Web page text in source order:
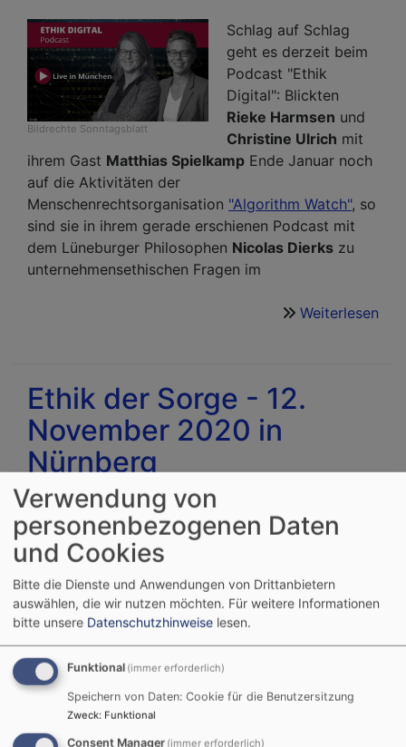
Bildrechte Sonntagsblatt
Schlag auf Schlag
geht es derzeit beim
Podcast "Ethik
Digital": Blickten
Rieke Harmsen und
Christine Ulrich mit
ihrem Gast Matthias Spielkamp Ende Januar noch
auf die Aktivitäten der
Menschenrechtsorganisation "Algorithm Watch", so
sind sie in ihrem gerade erschienen Podcast mit
dem Lüneburger Philosophen Nicolas Dierks zu
unternehmensethischen Fragen im
Weiterlesen
Ethik der Sorge - 12.
November 2020 in
Nürnberg
Pandemie rückt im
und Pflege die Fragen
der Sorge besonders
drängend in den
Fokus der ethischen
Entwicklungen dieser
Verwendung von
personenbezogenen Daten
und Cookies
Bitte die Dienste und Anwendungen von Drittanbietern
auswählen, die wir nutzen möchten. Für weitere Informationen
bitte unsere Datenschutzhinweise lesen.
Funktional (immer erforderlich)
Speichern von Daten: Cookie für die Benutzersitzung
Zweck: Funktional
Consent Manager (immer erforderlich)